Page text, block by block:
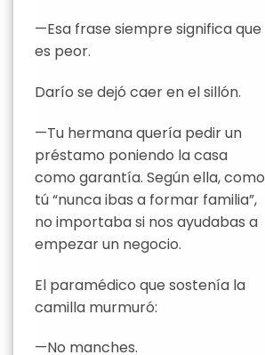
—Esa frase siempre significa que
es peor.
Darío se dejó caer en el sillón.
—Tu hermana quería pedir un
préstamo poniendo la casa
como garantía. Según ella, como
tú “nunca ibas a formar familia”,
no importaba si nos ayudabas a
empezar un negocio.
El paramédico que sostenía la
camilla murmuró:
—No manches.